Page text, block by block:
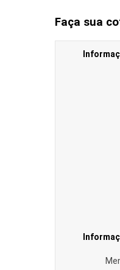
Faça sua